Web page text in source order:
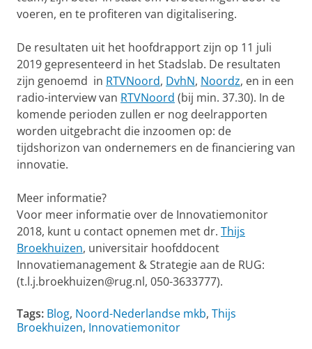
voeren, en te profiteren van digitalisering.
De resultaten uit het hoofdrapport zijn op 11 juli
2019 gepresenteerd in het Stadslab. De resultaten
zijn genoemd in RTVNoord, DvhN, Noordz, en in een
radio-interview van RTVNoord (bij min. 37.30). In de
komende perioden zullen er nog deelrapporten
worden uitgebracht die inzoomen op: de
tijdshorizon van ondernemers en de financiering van
innovatie.
Meer informatie?
Voor meer informatie over de Innovatiemonitor
2018, kunt u contact opnemen met dr. Thijs
Broekhuizen, universitair hoofddocent
Innovatiemanagement & Strategie aan de RUG:
(t.l.j.broekhuizen@rug.nl, 050-3633777).
Tags: Blog, Noord-Nederlandse mkb, Thijs
Broekhuizen, Innovatiemonitor